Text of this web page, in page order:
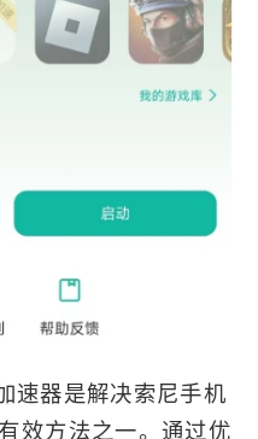
速器是解决索尼手机
效方法之一。通过优